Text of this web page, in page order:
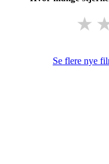
★
Se flere nye